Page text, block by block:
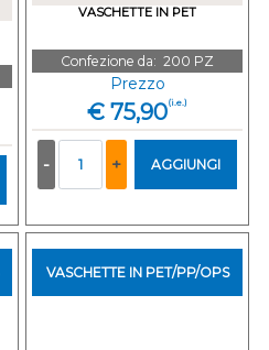
VASCHETTE IN PET
Confezione da: 200 PZ
Prezzo
€ 75,90(i.e.)
AGGIUNGI
VASCHETTE IN PET/PP/OPS